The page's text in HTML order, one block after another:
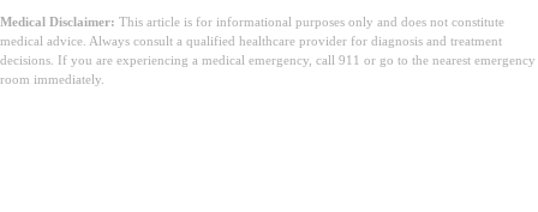
Medical Disclaimer: This article is for informational purposes only and does not constitute
medical advice. Always consult a qualified healthcare provider for diagnosis and treatment
decisions. If you are experiencing a medical emergency, call 911 or go to the nearest emergency
room immediately.